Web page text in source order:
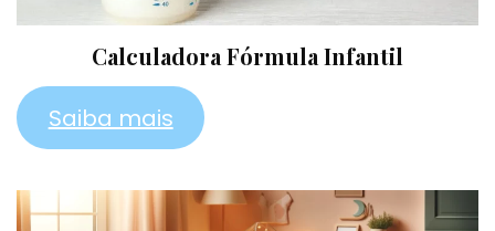
Calculadora Fórmula Infantil
Saiba mais